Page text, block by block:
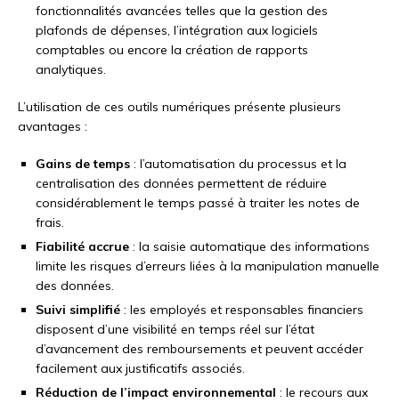
fonctionnalités avancées telles que la gestion des
plafonds de dépenses, l’intégration aux logiciels
comptables ou encore la création de rapports
analytiques.
L’utilisation de ces outils numériques présente plusieurs
avantages :
Gains de temps : l’automatisation du processus et la
centralisation des données permettent de réduire
considérablement le temps passé à traiter les notes de
frais.
Fiabilité accrue : la saisie automatique des informations
limite les risques d’erreurs liées à la manipulation manuelle
des données.
Suivi simplifié : les employés et responsables financiers
disposent d’une visibilité en temps réel sur l’état
d’avancement des remboursements et peuvent accéder
facilement aux justificatifs associés.
Réduction de l’impact environnemental : le recours aux